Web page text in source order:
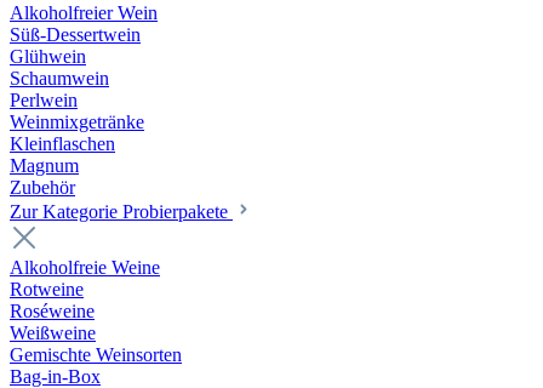
Alkoholfreier Wein
Süß-Dessertwein
Glühwein
Schaumwein
Perlwein
Weinmixgetränke
Kleinflaschen
Magnum
Zubehör
Zur Kategorie Probierpakete
Alkoholfreie Weine
Rotweine
Roséweine
Weißweine
Gemischte Weinsorten
Bag-in-Box